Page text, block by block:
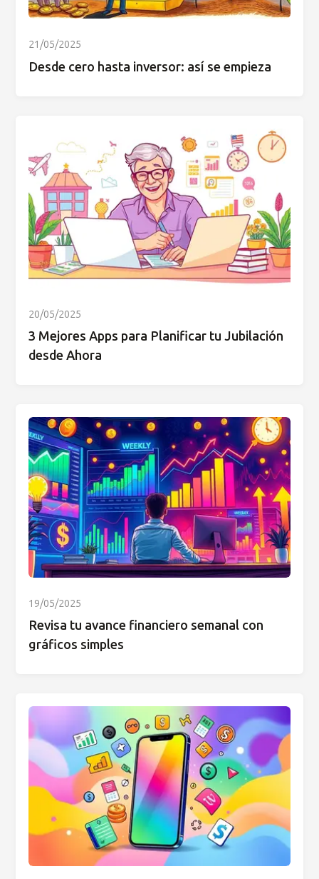
21/05/2025
Desde cero hasta inversor: así se empieza
20/05/2025
3 Mejores Apps para Planificar tu Jubilación
desde Ahora
19/05/2025
Revisa tu avance financiero semanal con
gráficos simples